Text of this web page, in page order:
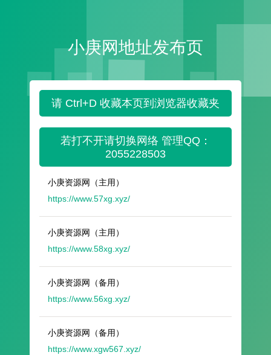
小庚网地址发布页
请 Ctrl+D 收藏本页到浏览器收藏夹
若打不开请切换网络 管理QQ：
2055228503
小庚资源网（主用）
https://www.57xg.xyz/
小庚资源网（主用）
https://www.58xg.xyz/
小庚资源网（备用）
https://www.56xg.xyz/
小庚资源网（备用）
https://www.xgw567.xyz/